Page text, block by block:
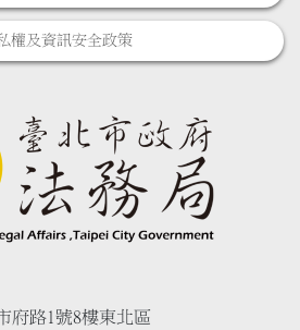
權及資訊安全政策
府路1號8樓東北區